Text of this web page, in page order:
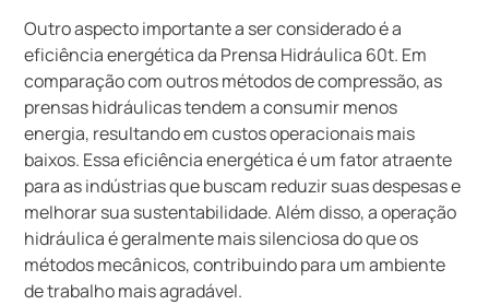
Outro aspecto importante a ser considerado é a
eficiência energética da Prensa Hidráulica 60t. Em
comparação com outros métodos de compressão, as
prensas hidráulicas tendem a consumir menos
energia, resultando em custos operacionais mais
baixos. Essa eficiência energética é um fator atraente
para as indústrias que buscam reduzir suas despesas e
melhorar sua sustentabilidade. Além disso, a operação
hidráulica é geralmente mais silenciosa do que os
métodos mecânicos, contribuindo para um ambiente
de trabalho mais agradável.